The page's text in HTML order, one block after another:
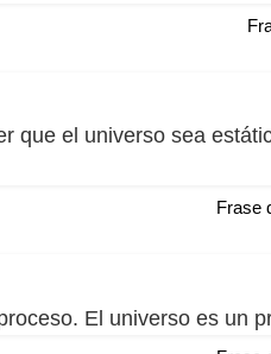
que el universo sea
Frase
El universo es un